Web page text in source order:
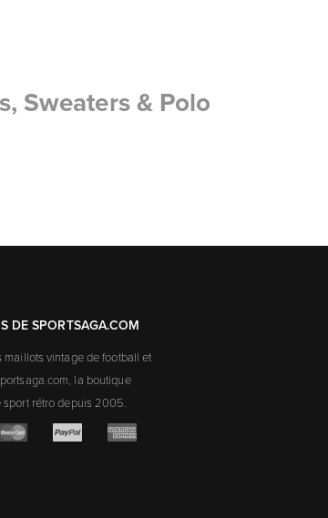
Sweaters & Polo
DE SPORTSAGA.COM
maillots vintage de football et
la boutique
rétro depuis 2005.